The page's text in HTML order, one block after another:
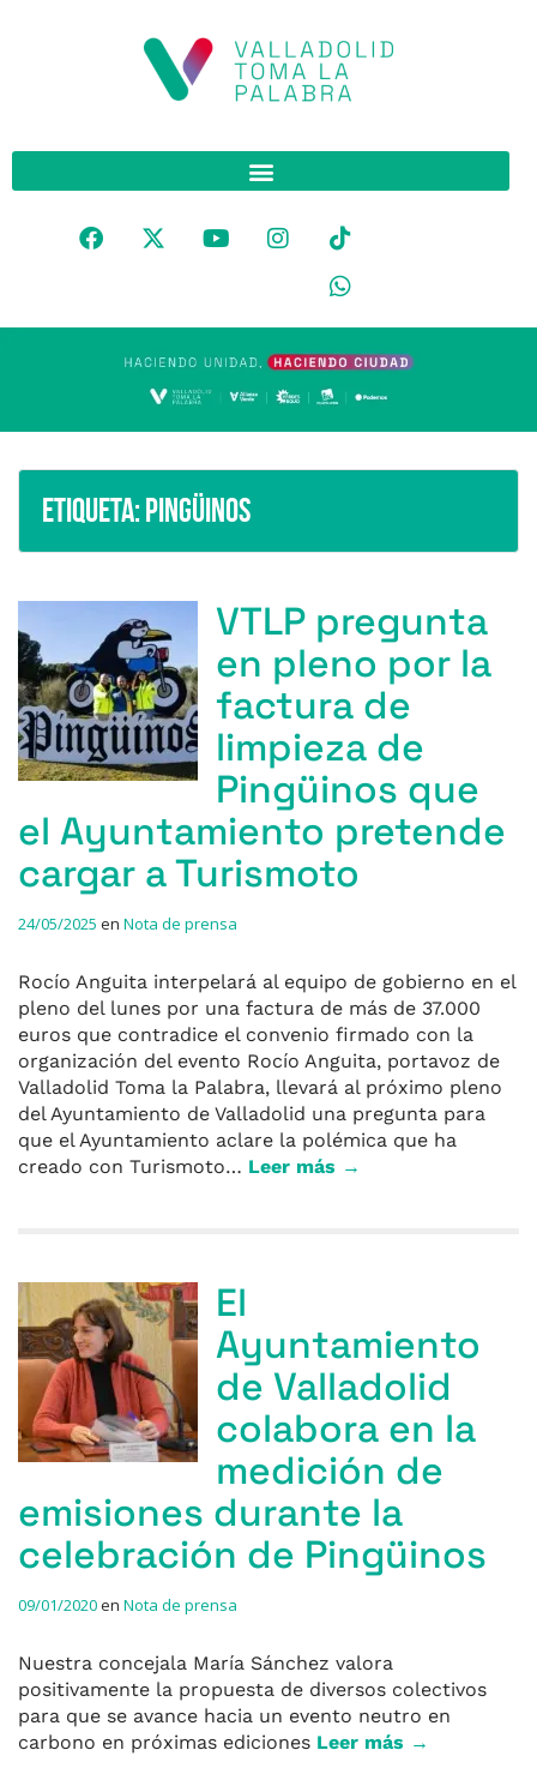
Etiqueta:Pingüinos
VTLP pregunta
en pleno por la
factura de
limpieza de
Pingüinos que
el Ayuntamiento pretende
cargar a Turismoto
24/05/2025 en Nota de prensa
Rocío Anguita interpelará al equipo de gobierno en el
pleno del lunes por una factura de más de 37.000
euros que contradice el convenio firmado con la
organización del evento Rocío Anguita, portavoz de
Valladolid Toma la Palabra, llevará al próximo pleno
del Ayuntamiento de Valladolid una pregunta para
que el Ayuntamiento aclare la polémica que ha
creado con Turismoto… Leer más →
El
Ayuntamiento
de Valladolid
colabora en la
medición de
emisiones durante la
celebración de Pingüinos
09/01/2020en Nota de prensa
Nuestra concejala María Sánchez valora
positivamente la propuesta de diversos colectivos
para que se avance hacia un evento neutro en
carbono en próximas ediciones Leer más →